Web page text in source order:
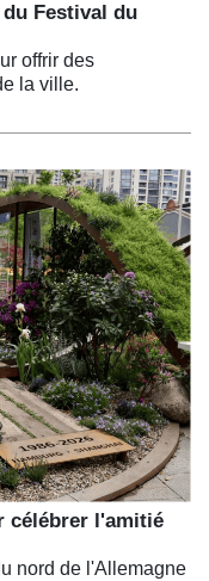
Festival du
offrir des
la ville.
célébrer l'amitié
nord de l'Allemagne